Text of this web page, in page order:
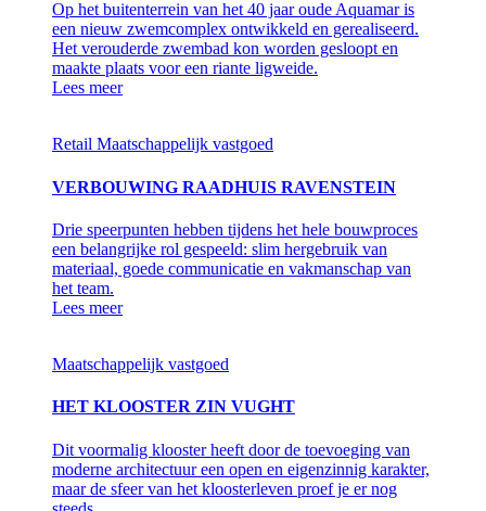
Op het buitenterrein van het 40 jaar oude Aquamar is
een nieuw zwemcomplex ontwikkeld en gerealiseerd.
Het verouderde zwembad kon worden gesloopt en
maakte plaats voor een riante ligweide.
Lees meer
Retail Maatschappelijk vastgoed
VERBOUWING RAADHUIS RAVENSTEIN
Drie speerpunten hebben tijdens het hele bouwproces
een belangrijke rol gespeeld: slim hergebruik van
materiaal, goede communicatie en vakmanschap van
het team.
Lees meer
Maatschappelijk vastgoed
HET KLOOSTER ZIN VUGHT
Dit voormalig klooster heeft door de toevoeging van
moderne architectuur een open en eigenzinnig karakter,
maar de sfeer van het kloosterleven proef je er nog